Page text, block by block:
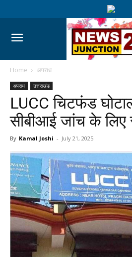
Home अपराध
अपराध उत्तराखंड
LUCC चिटफंड
सीबीआई जांच के लिए
By Kamal Joshi - July 21, 2025